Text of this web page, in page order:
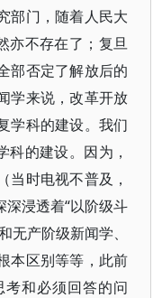
部门，随着人民大
亦不存在了；复旦
部否定了解放后的
学来说，改革开放
学科的建设。我们
科的建设。因为，
当时电视不普及，
浸透着“以阶级斗
无产阶级新闻学、
本区别等等，此前
和必须回答的问